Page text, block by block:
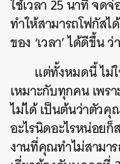
ใช้เวลา 25 นาที จด
ทำให้สามารถโฟกัส
ของ ‘เวลา’ ได้ดีขึ้น
แต่ทั้งหมดนี้ ไม่
เหมาะกับทุกคน เพร
ไม่ได้ เป็นต้นว่าตัวคุ
อะไรนิดอะไรหน่อย
งานที่คุณทำไม่สามา